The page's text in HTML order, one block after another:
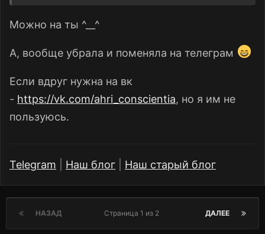
Можно на ты ^__^
А, вообще убрала и поменяла на телеграм
Если вдруг нужна на вк
- https://vk.com/ahri_conscientia, но я им не
пользуюсь.
Telegram Наш блог Наш старый блог
НАЗАД ДАЛЕЕ
Страница 1 из 2